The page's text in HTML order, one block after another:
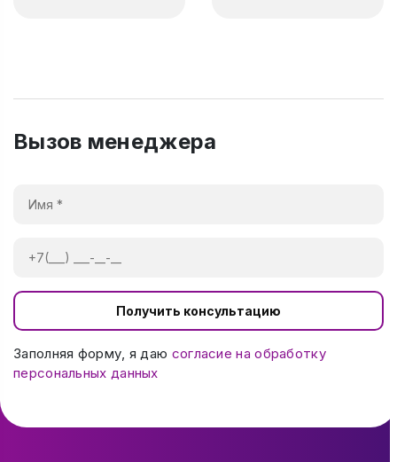
Вызов менеджера
Получить консультацию
Заполняя форму, я даю согласие на обработку
персональных данных